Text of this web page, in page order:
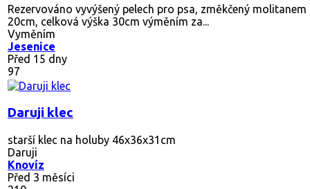
Rezervováno vyvýšený pelech pro psa, změkčený
20cm, celková výška 30cm výměním za...
Vyměním
Jesenice
Před 15 dny
97
Daruji klec
starší klec na holuby 46x36x31cm
Daruji
Knovíz
Před 3 měsíci